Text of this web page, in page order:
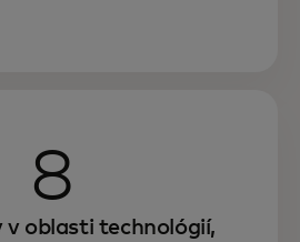
8
oblasti technológií,